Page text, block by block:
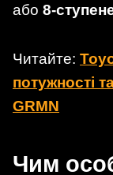
або 8-
Читайте:
потужності
GRMN
Чим